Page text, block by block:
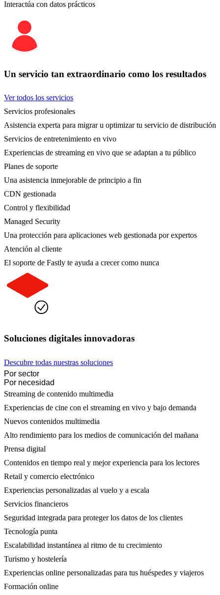
Interactúa con datos prácticos
Un servicio tan extraordinario como los resultados
Ver todos los servicios
Servicios profesionales
Asistencia experta para migrar u optimizar tu servicio de distribución
Servicios de entretenimiento en vivo
Experiencias de streaming en vivo que se adaptan a tu público
Planes de soporte
Una asistencia inmejorable de principio a fin
CDN gestionada
Control y flexibilidad
Managed Security
Una protección para aplicaciones web gestionada por expertos
Atención al cliente
El soporte de Fastly te ayuda a crecer como nunca
Soluciones digitales innovadoras
Descubre todas nuestras soluciones
Por sector
Por necesidad
Streaming de contenido multimedia
Experiencias de cine con el streaming en vivo y bajo demanda
Nuevos contenidos multimedia
Alto rendimiento para los medios de comunicación del mañana
Prensa digital
Contenidos en tiempo real y mejor experiencia para los lectores
Retail y comercio electrónico
Experiencias personalizadas al vuelo y a escala
Servicios financieros
Seguridad integrada para proteger los datos de los clientes
Tecnología punta
Escalabilidad instantánea al ritmo de tu crecimiento
Turismo y hostelería
Experiencias online personalizadas para tus huéspedes y viajeros
Formación online